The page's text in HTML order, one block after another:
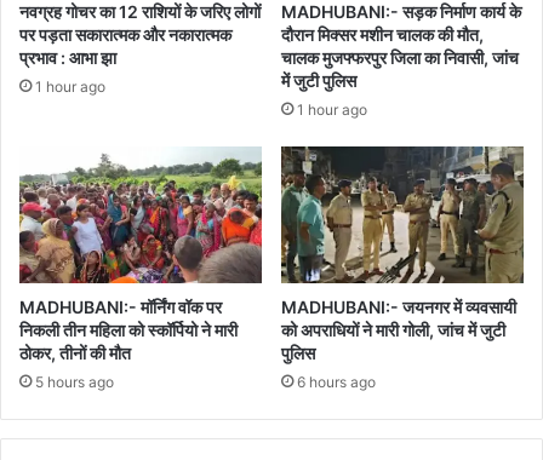
नवग्रह गोचर का 12 राशियों के जरिए लोगों
पर पड़ता सकारात्मक और नकारात्मक
प्रभाव : आभा झा
1 hour ago
MADHUBANI:- सड़क निर्माण कार्य के
दौरान मिक्सर मशीन चालक की मौत,
चालक मुजफ्फरपुर जिला का निवासी, जांच
में जुटी पुलिस
1 hour ago
MADHUBANI:- मॉर्निंग वॉक पर
निकली तीन महिला को स्कॉर्पियो ने मारी
ठोकर, तीनों की मौत
5 hours ago
MADHUBANI:- जयनगर में व्यवसायी
को अपराधियों ने मारी गोली, जांच में जुटी
पुलिस
6 hours ago